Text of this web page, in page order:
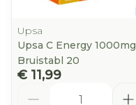
Upsa
Upsa C Energy 1000mg
Bruistabl 20
€ 11,99